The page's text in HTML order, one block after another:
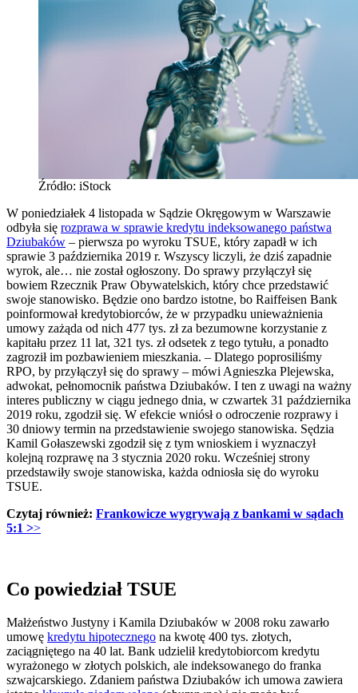
Źródło: iStock
W poniedziałek 4 listopada w Sądzie Okręgowym w Warszawie
odbyła się rozprawa w sprawie kredytu indeksowanego państwa
Dziubaków – pierwsza po wyroku TSUE, który zapadł w ich
sprawie 3 października 2019 r. Wszyscy liczyli, że dziś zapadnie
wyrok, ale… nie został ogłoszony. Do sprawy przyłączył się
bowiem Rzecznik Praw Obywatelskich, który chce przedstawić
swoje stanowisko. Będzie ono bardzo istotne, bo Raiffeisen Bank
poinformował kredytobiorców, że w przypadku unieważnienia
umowy zażąda od nich 477 tys. zł za bezumowne korzystanie z
kapitału przez 11 lat, 321 tys. zł odsetek z tego tytułu, a ponadto
zagroził im pozbawieniem mieszkania. – Dlatego poprosiliśmy
RPO, by przyłączył się do sprawy – mówi Agnieszka Plejewska,
adwokat, pełnomocnik państwa Dziubaków. I ten z uwagi na ważny
interes publiczny w ciągu jednego dnia, w czwartek 31 października
2019 roku, zgodził się. W efekcie wniósł o odroczenie rozprawy i
30 dniowy termin na przedstawienie swojego stanowiska. Sędzia
Kamil Gołaszewski zgodził się z tym wnioskiem i wyznaczył
kolejną rozprawę na 3 stycznia 2020 roku. Wcześniej strony
przedstawiły swoje stanowiska, każda odniosła się do wyroku
TSUE.
Czytaj również: Frankowicze wygrywają z bankami w sądach
5:1 >>
Co powiedział TSUE
Małżeństwo Justyny i Kamila Dziubaków w 2008 roku zawarło
umowę kredytu hipotecznego na kwotę 400 tys. złotych,
zaciągniętego na 40 lat. Bank udzielił kredytobiorcom kredytu
wyrażonego w złotych polskich, ale indeksowanego do franka
szwajcarskiego. Zdaniem państwa Dziubaków ich umowa zawiera